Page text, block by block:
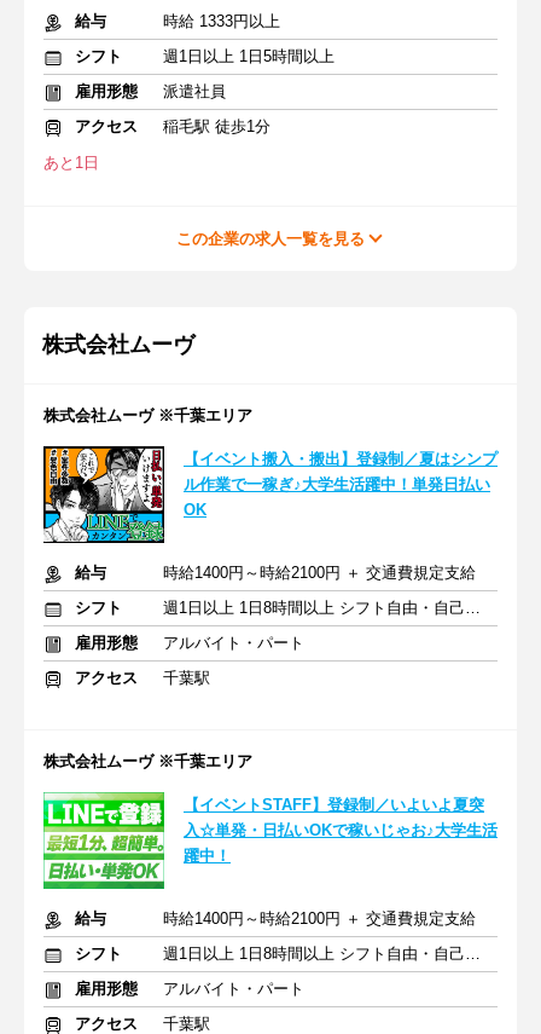
給与
時給 1333円以上
シフト
週1日以上 1日5時間以上
雇用形態
派遣社員
アクセス
稲毛駅 徒歩1分
あと1日
この企業の求人一覧を見る
株式会社ムーヴ
株式会社ムーヴ ※千葉エリア
【イベント搬入・搬出】登録制／夏はシンプ
ル作業で一稼ぎ♪大学生活躍中！単発日払い
OK
給与
時給1400円～時給2100円 ＋ 交通費規定支給
シフト
週1日以上 1日8時間以上 シフト自由・自己申告
雇用形態
アルバイト・パート
アクセス
千葉駅
株式会社ムーヴ ※千葉エリア
【イベントSTAFF】登録制／いよいよ夏突
入☆単発・日払いOKで稼いじゃお♪大学生活
躍中！
給与
時給1400円～時給2100円 ＋ 交通費規定支給
シフト
週1日以上 1日8時間以上 シフト自由・自己申告
雇用形態
アルバイト・パート
アクセス
千葉駅